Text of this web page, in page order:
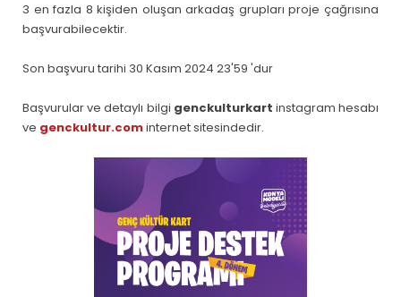
3 en fazla 8 kişiden oluşan arkadaş grupları proje çağrısına
başvurabilecektir.
Son başvuru tarihi 30 Kasım 2024 23'59 'dur
Başvurular ve detaylı bilgi genckulturkart instagram hesabı
ve genckultur.cominternet sitesindedir.